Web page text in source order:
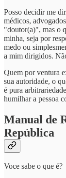
Posso decidir me
médicos,
"doutor(a)", mas o
minha, seja por
medo ou
a mim dirigidos.
Quem por ventura
sua autoridade, o
é pura
humilhar a pessoa
Manual de
República
Voce sabe o que é?